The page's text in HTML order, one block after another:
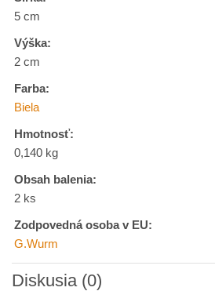
5 cm
Výška:
2 cm
Farba:
Biela
Hmotnosť:
0,140 kg
Obsah balenia:
2 ks
Zodpovedná osoba v EU:
G.Wurm
Diskusia (0)